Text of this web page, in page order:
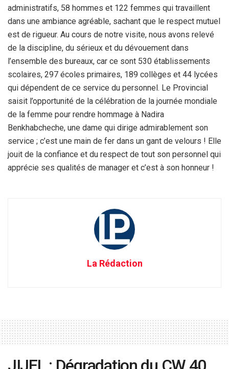
administratifs, 58 hommes et 122 femmes qui travaillent
dans une ambiance agréable, sachant que le respect mutuel
est de rigueur. Au cours de notre visite, nous avons relevé
de la discipline, du sérieux et du dévouement dans
l’ensemble des bureaux, car ce sont 530 établissements
scolaires, 297 écoles primaires, 189 collèges et 44 lycées
qui dépendent de ce service du personnel. Le Provincial
saisit l’opportunité de la célébration de la journée mondiale
de la femme pour rendre hommage à Nadira
Benkhabcheche, une dame qui dirige admirablement son
service ; c’est une main de fer dans un gant de velours ! Elle
jouit de la confiance et du respect de tout son personnel qui
apprécie ses qualités de manager et c’est à son honneur !
La Rédaction